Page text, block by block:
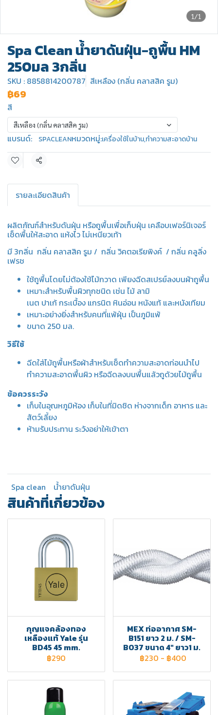
1/1
Spa Clean น้ำยาดันฝุ่น-ถูพื้น HM
250มล 3กลิ่น
SKU : 8858814200787 สีเหลือง (กลิ่น คลาสสิค รูม)
฿69
สี
สีเหลือง (กลิ่น คลาสสิค รูม)
แบรนด์: SPACLEANหมวดหมู่:เครื่องใช้ในบ้าน,ทำความสะอาดบ้าน
แชร์
รายละเอียดสินค้า
ผลิตภัณฑ์สำหรับดันฝุ่น หรือถูพื้นเพื่อเก็บฝุ่น เคลือบเฟอร์นิเจอร์
เช็ดพื้นให้สะอาด แห้งไว ไม่เหนียวเท้า
มี 3กลิ่น กลิ่น คลาสสิค รูม / กลิ่น วิคตอเรียพิงค์ / กลิ่น คลูลิ่ง
เฟรช
ใช้ถูพื้นโดยไม่ต้องใช้ไม้กวาด เพียงฉีดสเปรย์ลงบนผ้าถูพื้น
เหมาะสำหรับพื้นผิวทุกชนิด เช่น ไม้ ลามิ
เนต ปาเก้ กระเบื้อง แกรนิต หินอ่อน หนังแท้ และหนังเทียม
เหมาะอย่างยิ่งสำหรับคนที่แพ้ฝุ่น เป็นภูมิแพ้
ขนาด 250 มล.
วิธีใช้
ฉีดใส่ไม้ถูพื้นหรือผ้าสำหรับเช็ดทำความสะอาดก่อนนำไป
ทำความสะอาดพื้นผิว หรือฉีดลงบนพื้นแล้วถูด้วยไม้ถูพื้น
ข้อควรระวัง
เก็บในอุณหภูมิห้อง เก็บในที่มิดชิด ห่างจากเด็ก อาหาร และ
สัตว์เลี้ยง
ห้ามรับประทาน ระวังอย่าให้เข้าตา
Spa clean น้ำยาดันฝุ่น
สินค้าที่เกี่ยวข้อง
กุญแจคล้องทอง
เหลืองแท้ Yale รุ่น
BD45 45 mm.
฿290
MEX ท่ออากาศ SM-
B151 ยาว 2 ม. / SM-
BO37 ขนาด 4" ยาว1 ม.
฿230 - ฿400